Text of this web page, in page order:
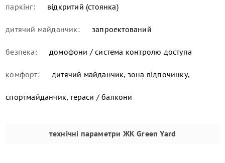
паркінг: відкритий (стоянка)
дитячий майданчик: запроектований
безпека: домофони / система контролю доступа
комфорт: дитячий майданчик, зона відпочинку,
спортмайданчик, тераси / балкони
технічні параметри ЖК Green Yard